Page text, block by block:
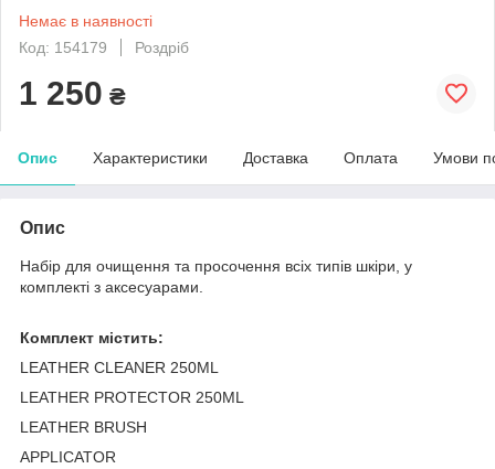
Немає в наявності
Код: 154179
Роздріб
1 250 ₴
Опис Характеристики Доставка Оплата Умови
Опис
Набір для очищення та просочення всіх типів шкіри, у
комплекті з аксесуарами.
Комплект містить:
LEATHER CLEANER 250ML
LEATHER PROTECTOR 250ML
LEATHER BRUSH
APPLICATOR